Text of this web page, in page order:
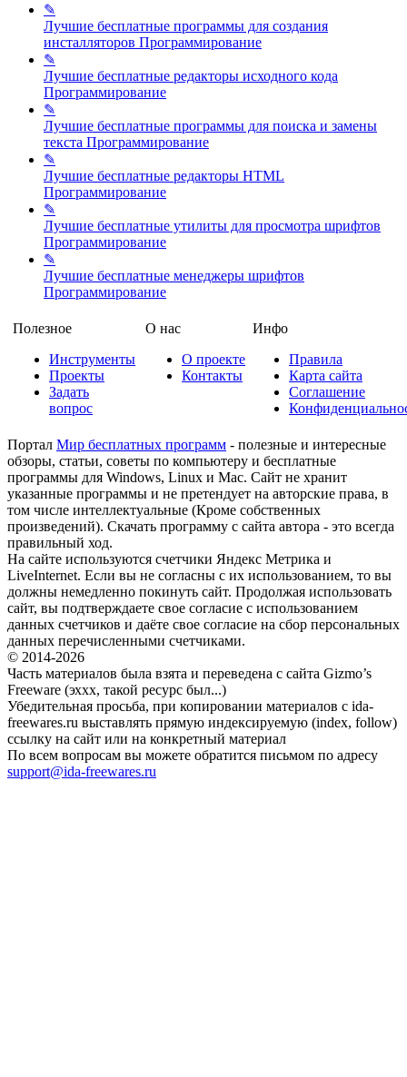
✎
Лучшие бесплатные программы для создания
инсталляторов Программирование
✎
Лучшие бесплатные редакторы исходного кода
Программирование
✎
Лучшие бесплатные программы для поиска и замены
текста Программирование
✎
Лучшие бесплатные редакторы HTML
Программирование
✎
Лучшие бесплатные утилиты для просмотра шрифтов
Программирование
✎
Лучшие бесплатные менеджеры шрифтов
Программирование
Полезное
Инструменты
Проекты
Задать
вопрос
О нас
О проекте
Контакты
Инфо
Правила
Карта сайта
Соглашение
Портал Мир бесплатных программ - полезные и интересные
обзоры, статьи, советы по компьютеру и бесплатные
программы для Windows, Linux и Mac. Сайт не хранит
указанные программы и не претендует на авторские права, в
том числе интеллектуальные (Кроме собственных
произведений). Скачать программу с сайта автора - это всегда
правильный ход.
На сайте используются счетчики Яндекс Метрика и
LiveInternet. Если вы не согласны с их использованием, то вы
должны немедленно покинуть сайт. Продолжая использовать
сайт, вы подтверждаете свое согласие с использованием
данных счетчиков и даёте свое согласие на сбор персональных
данных перечисленными счетчиками.
© 2014-2026
Часть материалов была взята и переведена с сайта Gizmo’s
Freeware (эххх, такой ресурс был...)
Убедительная просьба, при копировании материалов с ida-
freewares.ru выставлять прямую индексируемую (index, follow)
ссылку на сайт или на конкретный материал
По всем вопросам вы можете обратится письмом по адресу
support@ida-freewares.ru